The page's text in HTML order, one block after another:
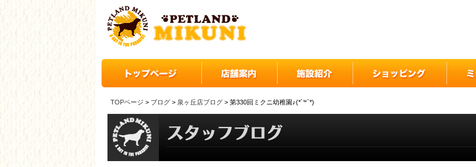
TOPページ > ブログ > 泉ヶ丘店ブログ > 第330回ミクニ幼稚園♪(*´꒳`*)